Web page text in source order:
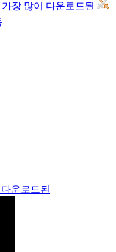
가장 많이 다운로드된
운로드된